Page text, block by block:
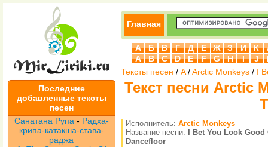
Последние
добавленные тексты
песен
Санатана Рупа - Радха-
крипа-катакша-става-
раджа
Главная
А Б В Г Д Е Ж З И К
A
B C D E F G H I J
Тексты песен / A/Arctic Monkeys / I
Текст песни Arctic
Исполнитель: Arctic Monkeys
Название песни:
I Bet You Look Good
Dancefloor